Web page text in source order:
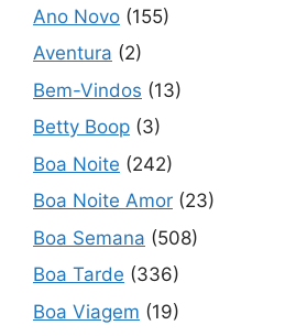
Ano Novo (155)
Aventura (2)
Bem-Vindos (13)
Betty Boop (3)
Boa Noite (242)
Boa Noite Amor (23)
Boa Semana (508)
Boa Tarde (336)
Boa Viagem (19)